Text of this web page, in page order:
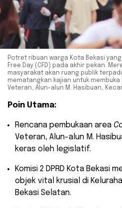
Potret ribuan warga Kota Bekasi
Free Day (CFD) pada akhir pekan.
masyarakat akan ruang publik
mematangkan kajian untuk membuka
Veteran, Alun-alun M. Hasibuan,
Poin Utama:
​Rencana pembukaan area
Veteran, Alun-alun M.
keras oleh legislatif.
​Komisi 2 DPRD Kota Bekasi
objek vital krusial di
Bekasi Selatan.